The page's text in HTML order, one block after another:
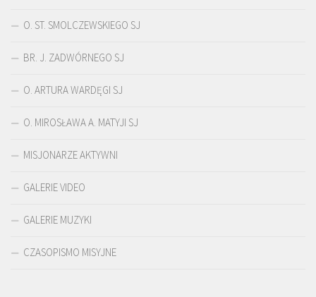
O. ST. SMOLCZEWSKIEGO SJ
BR. J. ZADWÓRNEGO SJ
O. ARTURA WARDĘGI SJ
O. MIROSŁAWA A. MATYJI SJ
MISJONARZE AKTYWNI
GALERIE VIDEO
GALERIE MUZYKI
CZASOPISMO MISYJNE